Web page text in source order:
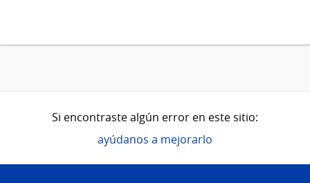
Si encontraste algún error en este sitio:
ayúdanos a mejorarlo